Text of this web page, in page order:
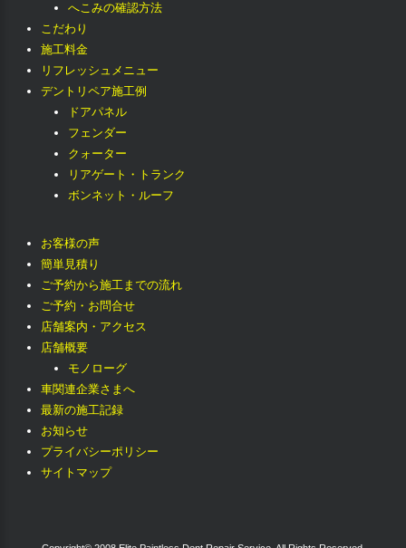
へこみの確認方法
こだわり
施工料金
リフレッシュメニュー
デントリペア施工例
ドアパネル
フェンダー
クォーター
リアゲート・トランク
ボンネット・ルーフ
お客様の声
簡単見積り
ご予約から施工までの流れ
ご予約・お問合せ
店舗案内・アクセス
店舗概要
モノローグ
車関連企業さまへ
最新の施工記録
お知らせ
プライバシーポリシー
サイトマップ